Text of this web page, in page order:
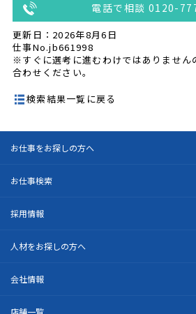
電話で相談 0120-
更新日：2026年8月6日
仕事No.jb661998
※すぐに選考に進むわけではありません
合わせください。
検索結果一覧に戻る
お仕事をお探しの方へ
お仕事検索
採用情報
人材をお探しの方へ
会社情報
店舗一覧